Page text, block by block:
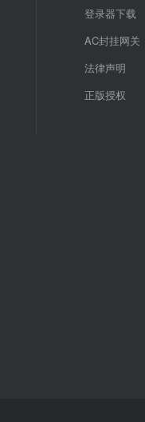
登录器下载
AC封挂网关
法律声明
正版授权